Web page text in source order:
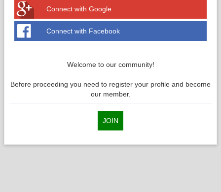
Connect with Google
Connect with Facebook
Welcome to our community!
Before proceeding you need to register your profile and become
our member.
JOIN